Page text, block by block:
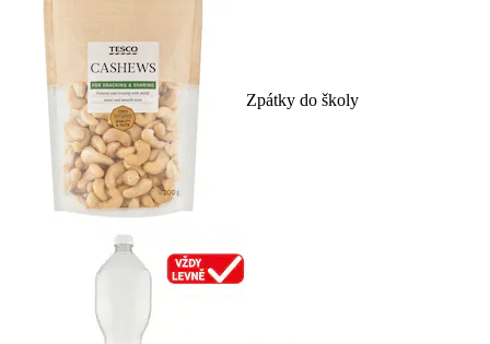
Zpátky do školy